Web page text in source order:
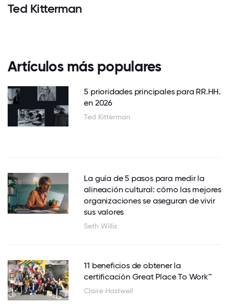
Ted Kitterman
Artículos más populares
5 prioridades principales para RR.HH.
en 2026
Ted Kitterman
La guía de 5 pasos para medir la
alineación cultural: cómo las mejores
organizaciones se aseguran de vivir
sus valores
Seth Willis
11 beneficios de obtener la
certificación Great Place To Work™
Claire Hastwell